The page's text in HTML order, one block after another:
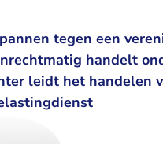
tegen een
handelt
leidt het handelen